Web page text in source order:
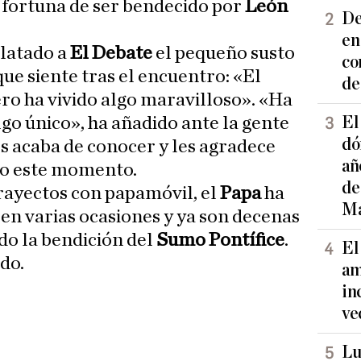
de ser bendecido por León
a El Debate el pequeño susto
siente tras el encuentro: «El
ha vivido algo maravilloso». «Ha
único», ha añadido ante la gente
acaba de conocer y les agradece
este momento.
con papamóvil, el Papaha
varias ocasiones y ya son decenas
la bendición del Sumo Pontífice.
El
El